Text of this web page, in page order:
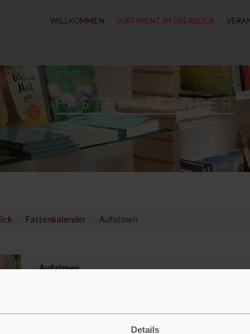
Details
WILLKOMMEN SORTIMENT IM ÜBERBLICK
FASTENKALENDER
Fastenkalender Aufatmen
Aufatmen
Der Fastenzeitkalender aus dem Kloster